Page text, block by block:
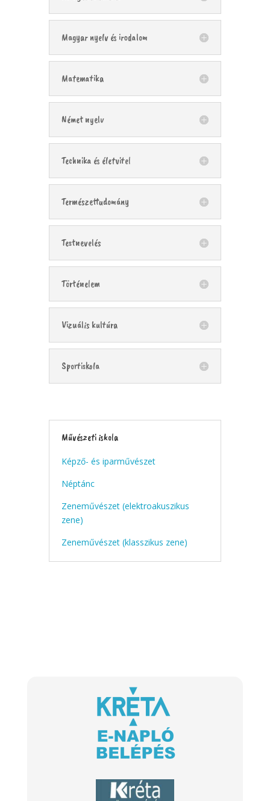
Magyar nyelv és irodalom
Matematika
Német nyelv
Technika és életvitel
Természettudomány
Testnevelés
Történelem
Vizuális kultúra
Sportiskola
Művészeti iskola
Képző- és iparművészet
Néptánc
Zeneművészet (elektroakuszikus
zene)
Zeneművészet (klasszikus zene)